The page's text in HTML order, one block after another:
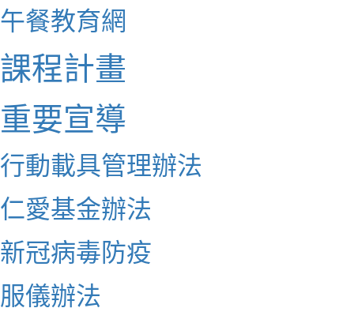
午餐教育網
課程計畫
重要宣導
行動載具管理辦法
仁愛基金辦法
新冠病毒防疫
服儀辦法